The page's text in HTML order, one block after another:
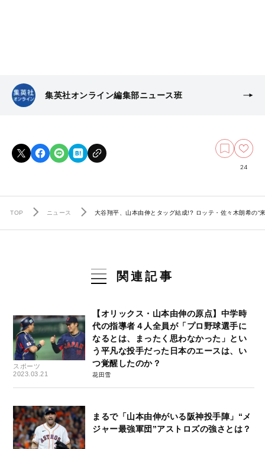
集英社オンライン編集部ニュース班
24
TOP ニュース 大谷翔平、山本由伸とタッグ結成!? ロッテ・佐々木朗希の“
関連記事
スポーツ
2023.03.21
【オリックス・山本由伸の原点】中学時
代の指導者４人全員が「プロ野球選手に
なるとは、まったく思わなかった」とい
う平凡な投手だった日本のエースは、い
つ覚醒したのか？
花田雪
まるで「山本由伸がいる阪神投手陣」“メ
ジャー最強軍団”アストロズの強さとは？